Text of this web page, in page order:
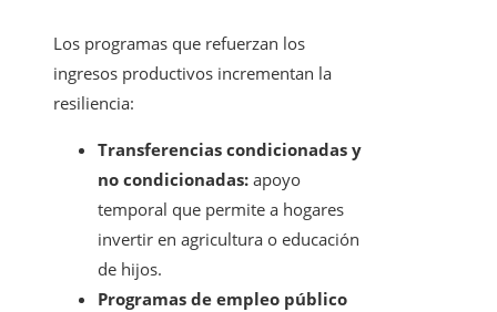
Los programas que refuerzan los
ingresos productivos incrementan la
resiliencia:
Transferencias condicionadas y
no condicionadas: apoyo
temporal que permite a hogares
invertir en agricultura o educación
de hijos.
Programas de empleo público